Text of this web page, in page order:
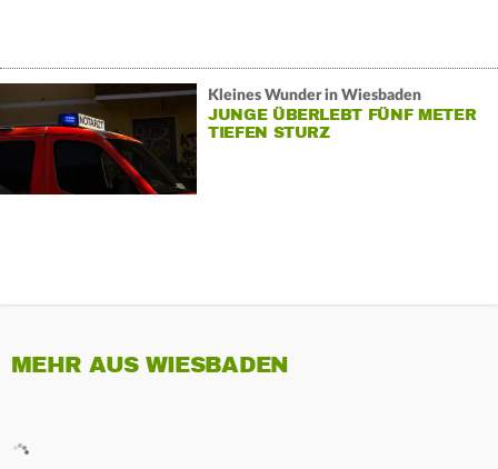
Kleines Wunder in Wiesbaden
JUNGE ÜBERLEBT FÜNF METER
TIEFEN STURZ
MEHR AUS WIESBADEN